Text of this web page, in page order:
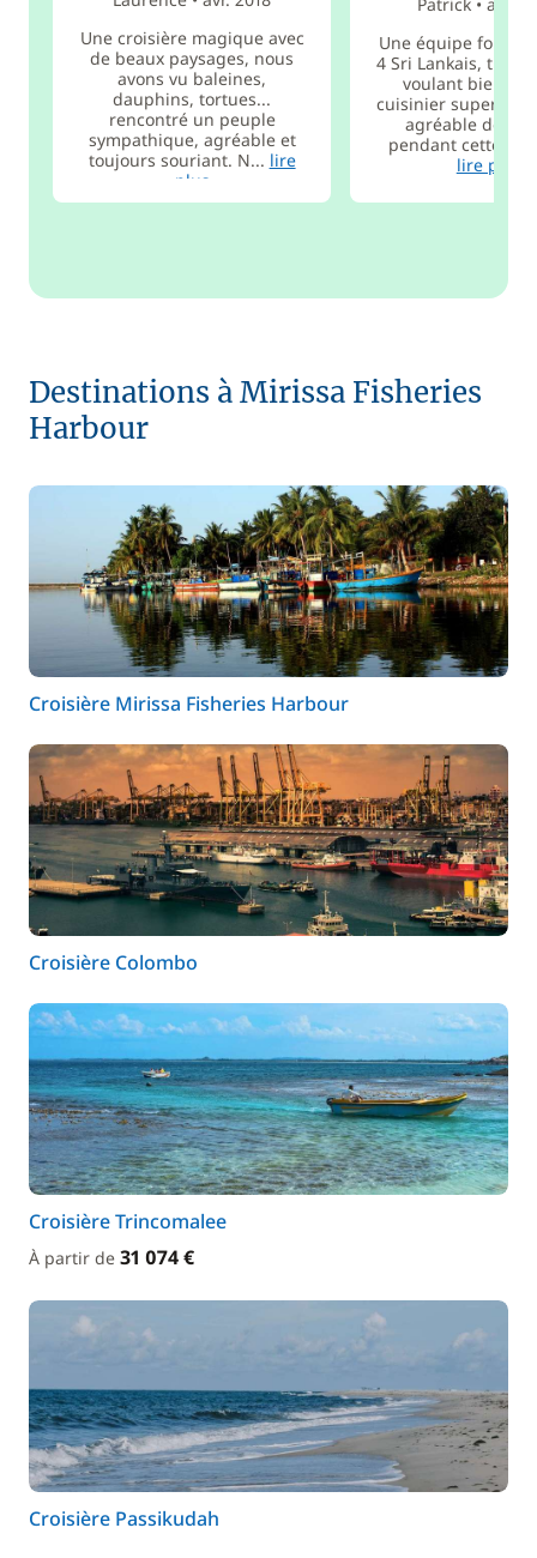
Une croisière magique avec
de beaux paysages, nous
avons vu baleines,
dauphins, tortues...
rencontré un peuple
sympathique, agréable et
toujours souriant. N... lire
plus
Une équipe
4 Sri Lankais, très
voulant bien
cuisinier super, ça
agréable de les
pendant cette
lire plus
Destinations à Mirissa Fisheries
Harbour
Croisière Mirissa Fisheries Harbour
Croisière Colombo
Croisière Trincomalee
À partir de 31 074 €
Croisière Passikudah